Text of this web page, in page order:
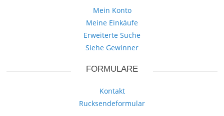
Mein Konto
Meine Einkäufe
Erweiterte Suche
Siehe Gewinner
FORMULARE
Kontakt
Rucksendeformular